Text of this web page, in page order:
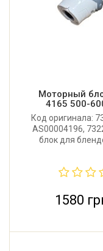
Моторный
4165 500-
Код оригинала:
AS00004196,
блок для
4193, 4199.
1580